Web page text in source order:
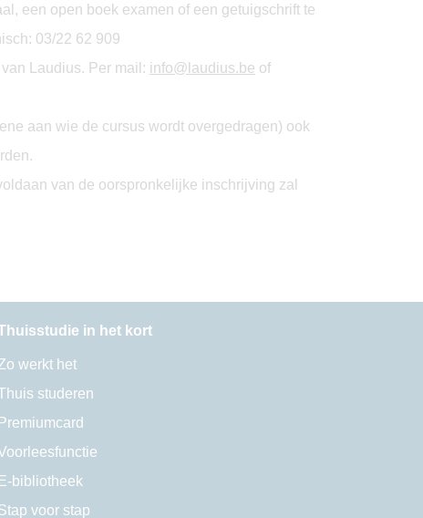
een open boek examen of een getuigschrift te
03/22 62 909
Laudius. Per mail: info@laudius.be of
aan wie de cursus wordt overgedragen) ook
van de oorspronkelijke inschrijving zal
in het kort
werkt het
studeren
Premiumcard
E-bibliotheek
voor stap